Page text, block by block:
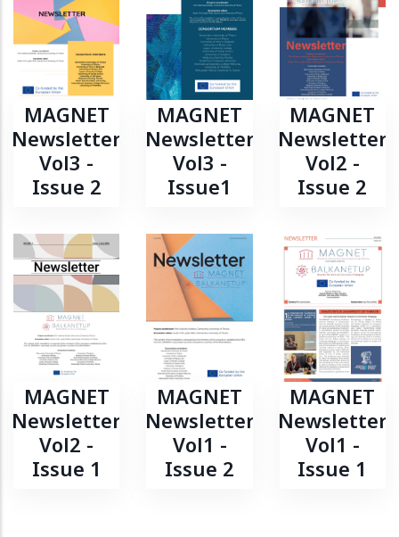
MAGNET
Newsletter
Vol3 -
Issue 2
MAGNET
Newsletter
Vol3 -
Issue1
MAGNET
Newsletter
Vol2 -
Issue 2
MAGNET
Newsletter
Vol2 -
Issue 1
MAGNET
Newsletter
Vol1 -
Issue 2
MAGNET
Newsletter
Vol1 -
Issue 1